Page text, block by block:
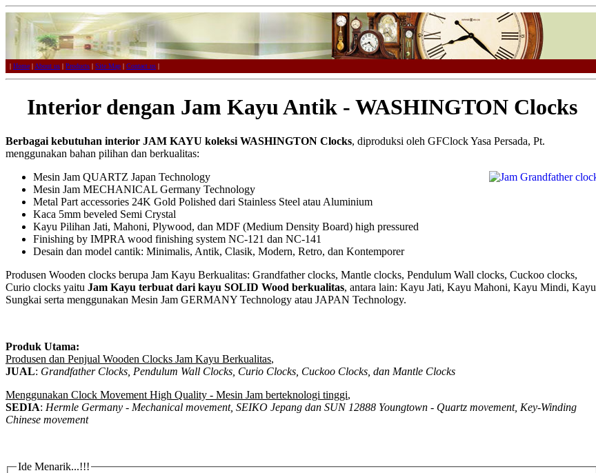
| Home | About us | Products | Site Map | Contact us |
Interior dengan Jam Kayu Antik - WASHINGTON Clocks
Berbagai kebutuhan interior JAM KAYU koleksi WASHINGTON Clocks, diproduksi oleh GFClock Yasa Persada, Pt.
menggunakan bahan pilihan dan berkualitas:
Mesin Jam QUARTZ Japan Technology
Mesin Jam MECHANICAL Germany Technology
Metal Part accessories 24K Gold Polished dari Stainless Steel atau Aluminium
Kaca 5mm beveled Semi Crystal
Kayu Pilihan Jati, Mahoni, Plywood, dan MDF (Medium Density Board) high pressured
Finishing by IMPRA wood finishing system NC-121 dan NC-141
Desain dan model cantik: Minimalis, Antik, Clasik, Modern, Retro, dan Kontemporer
Produsen Wooden clocks berupa Jam Kayu Berkualitas: Grandfather clocks, Mantle clocks, Pendulum Wall clocks, Cuckoo clocks,
Curio clocks yaitu Jam Kayu terbuat dari kayu SOLID Wood berkualitas, antara lain: Kayu Jati, Kayu Mahoni, Kayu Mindi, Kayu
Sungkai serta menggunakan Mesin Jam GERMANY Technology atau JAPAN Technology.
Produk Utama:
Produsen dan Penjual Wooden Clocks Jam Kayu Berkualitas,
JUAL: Grandfather Clocks, Pendulum Wall Clocks, Curio Clocks, Cuckoo Clocks, dan Mantle Clocks
Menggunakan Clock Movement High Quality - Mesin Jam berteknologi tinggi,
SEDIA: Hermle Germany - Mechanical movement, SEIKO Jepang dan SUN 12888 Youngtown - Quartz movement, Key-Winding
Chinese movement
Ide Menarik...!!!